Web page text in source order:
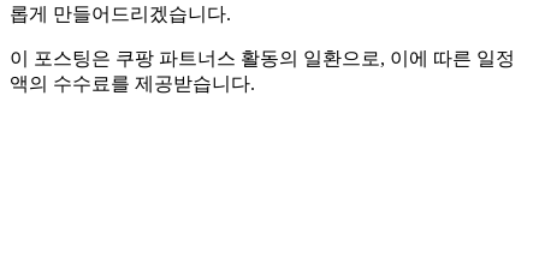
롭게 만들어드리겠습니다.
이 포스팅은 쿠팡 파트너스 활동의 일환으로, 이에 따른 일정
액의 수수료를 제공받습니다.